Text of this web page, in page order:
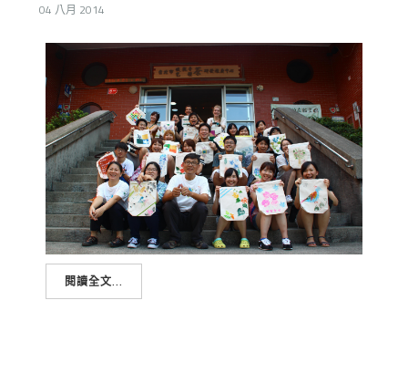
04 八月 2014
閱讀全文...